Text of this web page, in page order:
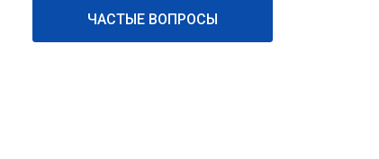
ЧАСТЫЕ ВОПРОСЫ